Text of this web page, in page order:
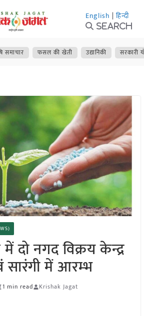
English | हिन्दी
Search
समाचार फसल की खेती उद्यानिकी सरकारी
नगद विक्रय केन्द्र
सारंगी में आरम्भ
1 min read Krishak Jagat